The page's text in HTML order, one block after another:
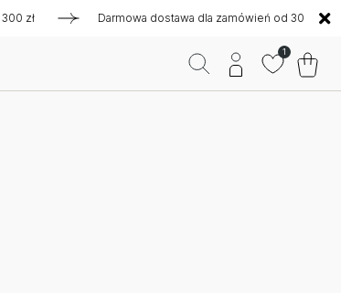
Darmowa dostawa dla zamówień od 300 zł
1